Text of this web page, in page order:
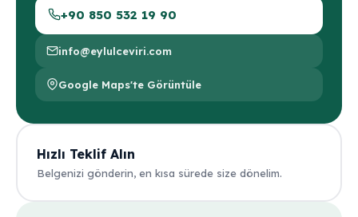
+90 850 532 19 90
info@eylulceviri.com
Google Maps'te Görüntüle
Hızlı Teklif Alın
Belgenizi gönderin, en kısa sürede size dönelim.